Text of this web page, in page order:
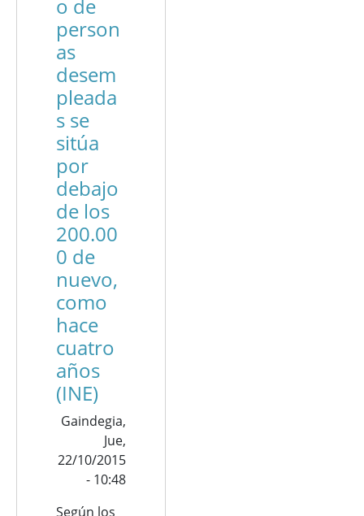
o de
person
as
desem
pleada
s se
sitúa
por
debajo
de los
200.00
0 de
nuevo,
como
hace
cuatro
años
(INE)
Gaindegia,
Jue,
22/10/2015
- 10:48
Según los